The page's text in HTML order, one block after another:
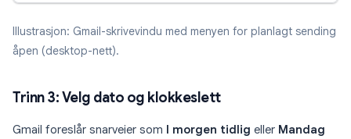
Illustrasjon: Gmail-skrivevindu med menyen for planlagt sending
åpen (desktop-nett).
Trinn 3: Velg dato og klokkeslett
Gmail foreslår snarveier som I morgen tidlig eller Mandag